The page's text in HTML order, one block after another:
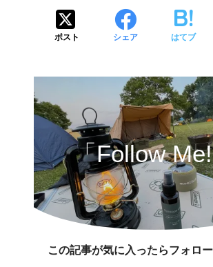
ポスト シェア はてブ
「Follow
この記事が気に入ったらフォロ